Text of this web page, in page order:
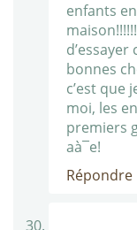
enfants
bonnes
c’est que
moi, les
premiers
aà¯e!
Répondre